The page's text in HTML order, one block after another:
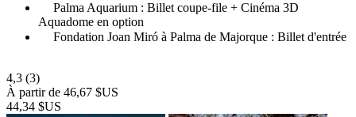
Palma Aquarium : Billet coupe-file + Cinéma 3D
Aquadome en option
Fondation Joan Miró à Palma de Majorque : Billet d'entrée
4,3 (3)
À partir de 46,67 $US
44,34 $US